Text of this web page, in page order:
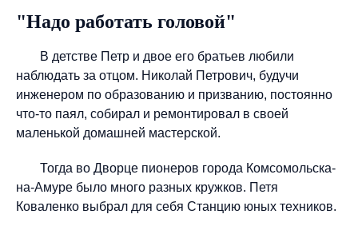
"Надо работать головой"
В детстве Петр и двое его братьев любили
наблюдать за отцом. Николай Петрович, будучи
инженером по образованию и призванию, постоянно
что-то паял, собирал и ремонтировал в своей
маленькой домашней мастерской.
Тогда во Дворце пионеров города Комсомольска-
на-Амуре было много разных кружков. Петя
Коваленко выбрал для себя Станцию юных техников.